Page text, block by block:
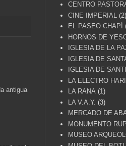
antigua
CENTRO
CINE IMPERIAL
(2)
EL PASEO CHAPÍ
HORNOS DE
IGLESIA DE LA
IGLESIA DE
IGLESIA DE
LA ELECTRO
LA RANA (1)
LA V.A.Y. (3)
MERCADO DE
MONUMENTO
MUSEO